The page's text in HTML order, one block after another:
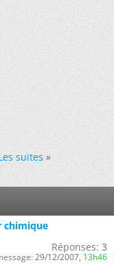
suites »
chimique
Réponses: 3
29/12/2007, 13h46